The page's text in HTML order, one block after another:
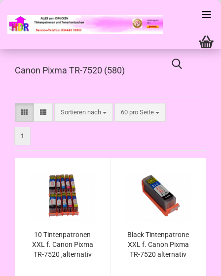
Canon Pixma TR-7520 (580)
Sortieren nach
Sortieren nach 60 pro Seite
pro Seite
1
10 Tintenpatronen
XXL f. Canon Pixma
TR-7520 ,alternativ
Black Tintenpatrone
XXL f. Canon Pixma
TR-7520 alternativ